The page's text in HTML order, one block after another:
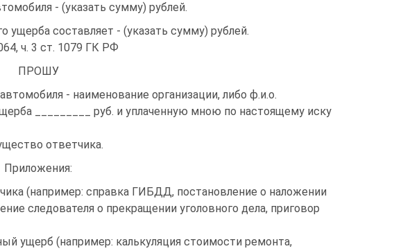
- (указать сумму) рублей.
ущерба составляет - (указать сумму) рублей.
ч. 3 ст. 1079 ГК РФ
ПРОШУ
- наименование организации, либо ф.и.о.
_________ руб. и уплаченную мною по настоящему иску
ответчика.
Приложения:
(например: справка ГИБДД, постановление о наложении
следователя о прекращении уголовного дела, приговор
ущерб (например: калькуляция стоимости ремонта,